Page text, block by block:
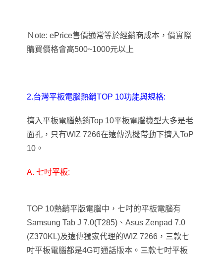
Ｎote: ePrice售價通常等於經銷商成本，價實際
購買價格會高500~1000元以上
2.台灣平板電腦熱銷TOP 10功能與規格:
擠入平板電腦熱銷Top 10平板電腦機型大多是老
面孔，只有WIZ 7266在遠傳洗機帶動下擠入ToP
10。
A. 七吋平板:
TOP 10熱銷平版電腦中，七吋的平板電腦有
Samsung Tab J 7.0(T285)、Asus Zenpad 7.0
(Z370KL)及遠傳獨家代理的WIZ 7266，三款七
吋平板電腦都是4G可通話版本。三款七吋平板